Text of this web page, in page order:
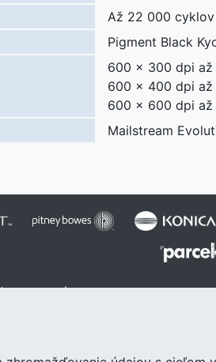
Až 22 000
Pigment Black
600 x 300 dpi až
600 x 400 dpi až
600 x 600 dpi až
Mailstream
reserved.